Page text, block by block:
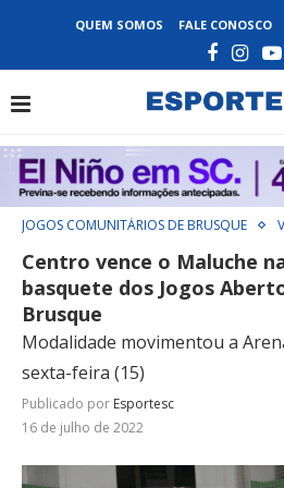
QUEM SOMOS FALE CONOSCO
JOGOS COMUNITÁRIOS DE BRUSQUE
Centro vence o Maluche
basquete dos Jogos
Brusque
Modalidade movimentou a
sexta-feira (15)
Publicado por Esportesc
16 de julho de 2022